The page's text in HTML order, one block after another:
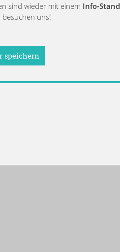
sind wieder mit einem Info-Stand
besuchen uns!
speichern